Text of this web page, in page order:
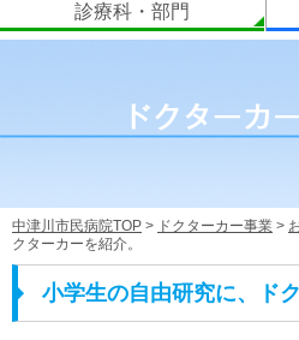
診療科・部門
中津川市民病院TOP > ドクターカー事業 >
クターカーを紹介。
小学生の自由研究に、ド